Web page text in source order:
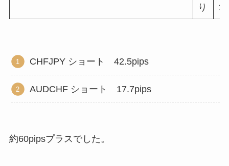
り
1
CHFJPY ショート 42.5pips
AUDCHF ショート 17.7pips
約60pipsプラスでした。